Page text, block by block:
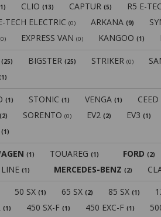
CLIO(13) CAPTUR(5) R5 E-
TECH ELECTRIC(0) ARKANA(9)
EXPRESS VAN(0) KANGOO(1)
(25) BIGSTER(25) STRIKER(0)
(1) STONIC(1) VENGA(1) CEED
(2) SORENTO(0) EV2(2) EV3(1)
(1)
(1) TOUAREG (1) FORD (2)
(1) MERCEDES-BENZ (2)
50 SX(1) 65 SX(2) 85 SX(1)
(1) 450 SX-F(1) 450 EXC-F(1)